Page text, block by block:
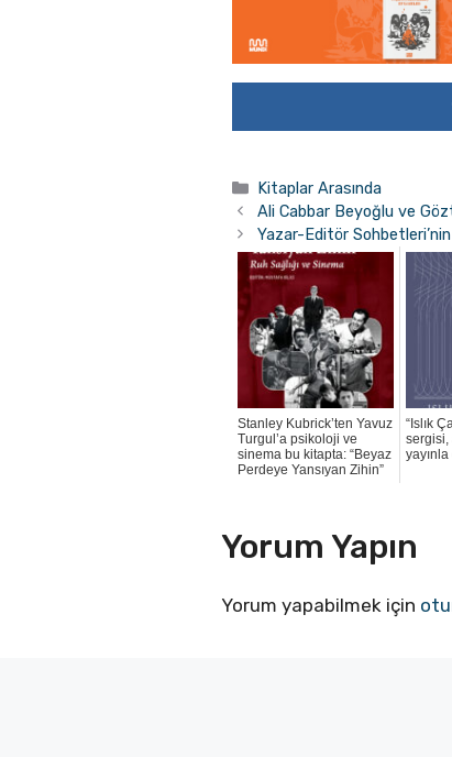
Kategoriler
Kitaplar Arasında
Ali Cabbar Beyoğlu ve
Yazar-Editör
Stanley Kubrick’ten Yavuz
Turgul’a psikoloji ve
sinema bu kitapta: “Beyaz
Perdeye Yansıyan Zihin”
“Islık
sergisi,
Yorum Yapın
Yorum yapabilmek için